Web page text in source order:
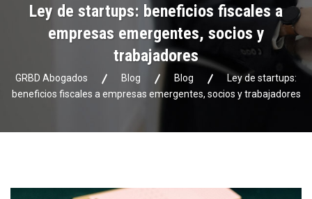
Ley de startups: beneficios fiscales a
empresas emergentes, socios y
trabajadores
GRBD Abogados Blog Blog
Ley de startups:
beneficios fiscales a empresas emergentes, socios y trabajadores